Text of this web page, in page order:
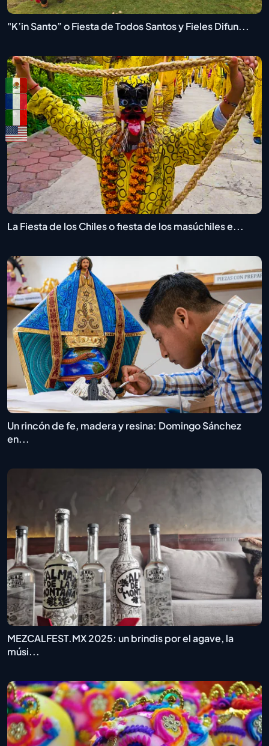
"K’in Santo” o Fiesta de Todos Santos y Fieles Difun...
La Fiesta de los Chiles o fiesta de los masúchiles e...
Un rincón de fe, madera y resina: Domingo Sánchez
en...
MEZCALFEST.MX 2025: un brindis por el agave, la
músi...